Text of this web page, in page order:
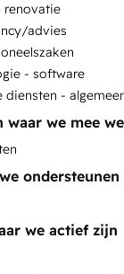
Marketing Alignment
Optimization
renovatie
advies
- software
diensten -
waar we mee
ondersteunen
we actief zijn